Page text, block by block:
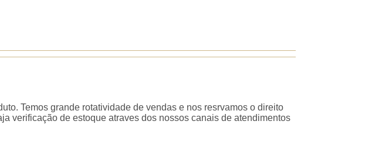
Temos grande rotatividade de vendas e nos resrvamos o direito
verificação de estoque atraves dos nossos canais de atendimentos